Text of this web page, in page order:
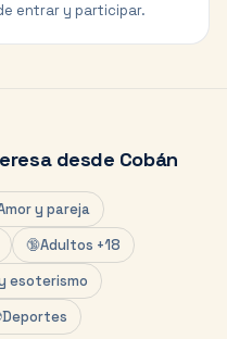
entrar y participar.
desde Cobán
y pareja
🔞Adultos +18
esoterismo
Deportes